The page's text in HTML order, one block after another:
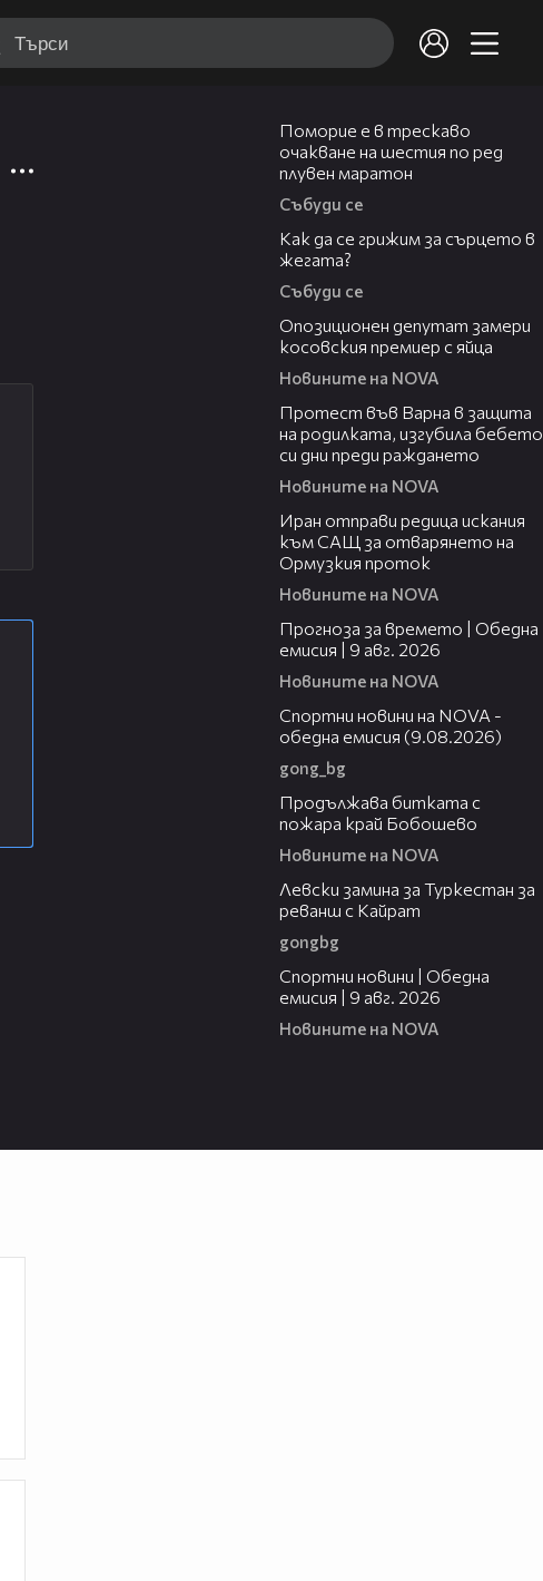
Поморие е в трескаво
очакване на шестия по ред
плувен маратон
Събуди се
Как да се грижим за сърцето в
жегата?
Събуди се
Опозиционен депутат замери
косовския премиер с яйца
Новините на NOVA
Протест във Варна в защита
на родилката, изгубила бебето
си дни преди раждането
Новините на NOVA
Иран отправи редица искания
към САЩ за отварянето на
Ормузкия проток
Новините на NOVA
Прогноза за времето | Обедна
емисия | 9 авг. 2026
Новините на NOVA
Спортни новини на NOVA -
обедна емисия (9.08.2026)
gong_bg
Продължава битката с
пожара край Бобошево
Новините на NOVA
Левски замина за Туркестан за
реванш с Кайрат
gongbg
Спортни новини | Обедна
емисия | 9 aвг. 2026
Новините на NOVA